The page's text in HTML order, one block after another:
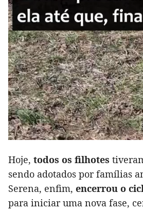
Hoje, todos os filhotes
sendo adotados por famílias
Serena, enfim, encerrou o
para iniciar uma nova fase,